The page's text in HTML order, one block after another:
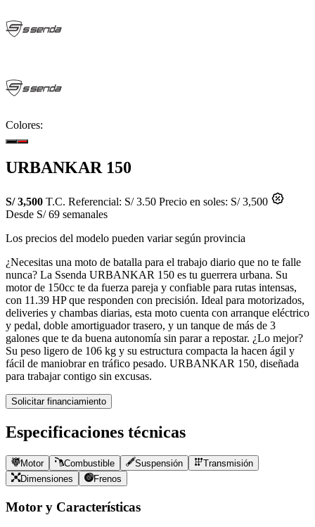
Colores:
URBANKAR 150
S/ 3,500 T.C. Referencial: S/ 3.50 Precio en soles: S/ 3,500
Desde S/ 69 semanales
Los precios del modelo pueden variar según provincia
¿Necesitas una moto de batalla para el trabajo diario que no te falle
nunca? La Ssenda URBANKAR 150 es tu guerrera urbana. Su
motor de 150cc te da fuerza pareja y confiable para rutas intensas,
con 11.39 HP que responden con precisión. Ideal para motorizados,
deliveries y chambas diarias, esta moto cuenta con arranque eléctrico
y pedal, doble amortiguador trasero, y un tanque de más de 3
galones que te da buena autonomía sin parar a repostar. ¿Lo mejor?
Su peso ligero de 106 kg y su estructura compacta la hacen ágil y
fácil de maniobrar en tráfico pesado. URBANKAR 150, diseñada
para trabajar contigo sin excusas.
Solicitar financiamiento
Especificaciones técnicas
Motor Combustible Suspensión
Transmisión
Dimensiones
Frenos
Motor y Características